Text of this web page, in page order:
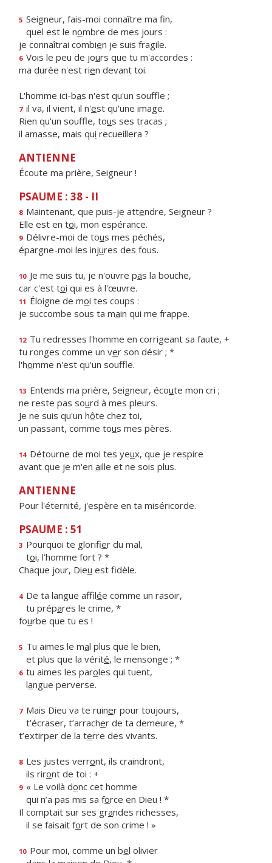
5 Seigneur, fais-moi connaître ma fin,
quel est le nombre de mes jours :
je connaîtrai combien je suis fragile.
6 Vois le peu de jours que tu m'accordes :
ma durée n'est rien devant toi.
L'homme ici-bas n'est qu'un souffle ;
7 il va, il vient, il n'est qu'une image.
Rien qu'un souffle, tous ses tracas ;
il amasse, mais qui recueillera ?
ANTIENNE
Écoute ma prière, Seigneur !
PSAUME : 38 - II
8 Maintenant, que puis-je attendre, Seigneur ?
Elle est en toi, mon espérance.
9 Délivre-moi de tous mes péchés,
épargne-moi les injures des fous.
10 Je me suis tu, je n'ouvre pas la bouche,
car c'est toi qui es à l'œuvre.
11 Éloigne de moi tes coups :
je succombe sous ta main qui me frappe.
12 Tu redresses l'homme en corrigeant sa faute, +
tu ronges comme un ver son désir ; *
l'homme n'est qu'un souffle.
13 Entends ma prière, Seigneur, écoute mon cri ;
ne reste pas sourd à mes pleurs.
Je ne suis qu'un hôte chez toi,
un passant, comme tous mes pères.
14 Détourne de moi tes yeux, que je respire
avant que je m'en aille et ne sois plus.
ANTIENNE
Pour l'éternité, j'espère en ta miséricorde.
PSAUME : 51
3 Pourquoi te glorifier du mal,
toi, l’homme fort ? *
Chaque jour, Dieu est fidèle.
4 De ta langue affilée comme un rasoir,
tu prépares le crime, *
fourbe que tu es !
5 Tu aimes le mal plus que le bien,
et plus que la vérité, le mensonge ; *
6 tu aimes les paroles qui tuent,
langue perverse.
7 Mais Dieu va te ruiner pour toujours,
t’écraser, t’arracher de ta demeure, *
t’extirper de la terre des vivants.
8 Les justes verront, ils craindront,
ils riront de toi : +
9 « Le voilà donc cet homme
qui n’a pas mis sa force en Dieu ! *
Il comptait sur ses grandes richesses,
il se faisait fort de son crime ! »
10 Pour moi, comme un bel olivier